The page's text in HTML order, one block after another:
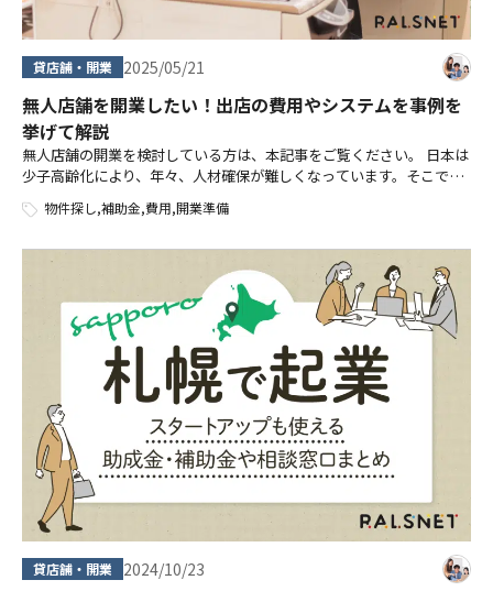
無人店舗を開業したい！出店の費用やシステムを事例を
挙げて解説
無人店舗の開業を検討している方は、本記事をご覧ください。 日本は
少子高齢化により、年々、人材確保が難しくなっています。そこで、
注目を集めているのが「無人店舗」です。 無人店舗は無人または、少
数スタッフで経営が可能なので、 […]
貸店舗・開業 2025/05/21
物件探し,補助金,費用,開業準備
貸店舗・開業 2024/10/23